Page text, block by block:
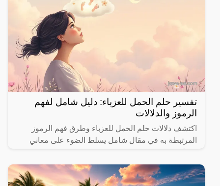
تفسير حلم الحمل للعزباء: دليل شامل لفهم
الرموز والدلالات
اكتشف دلالات حلم الحمل للعزباء وطرق فهم الرموز
المرتبطة به في مقال شامل يسلط الضوء على معاني